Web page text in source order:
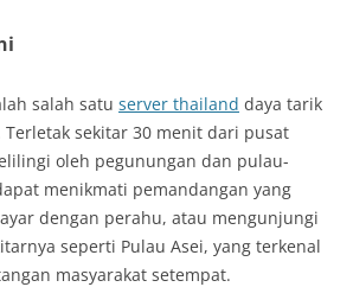
salah satu server thailand daya tarik
Terletak sekitar 30 menit dari pusat
oleh pegunungan dan pulau-
menikmati pemandangan yang
dengan perahu, atau mengunjungi
seperti Pulau Asei, yang terkenal
masyarakat setempat.